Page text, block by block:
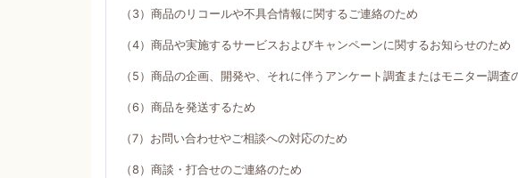
（3）商品のリコールや不具合情報に関するご連絡のため
（4）商品や実施するサービスおよびキャンペーンに関するお知らせのため
（5）商品の企画、開発や、それに伴うアンケート調査またはモニター調
（6）商品を発送するため
（7）お問い合わせやご相談への対応のため
（8）商談・打合せのご連絡のため